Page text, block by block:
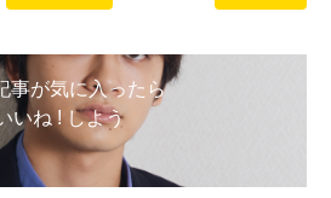
事が気に入ったら
いね ! しよう